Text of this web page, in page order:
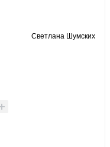
Светлана Шумских